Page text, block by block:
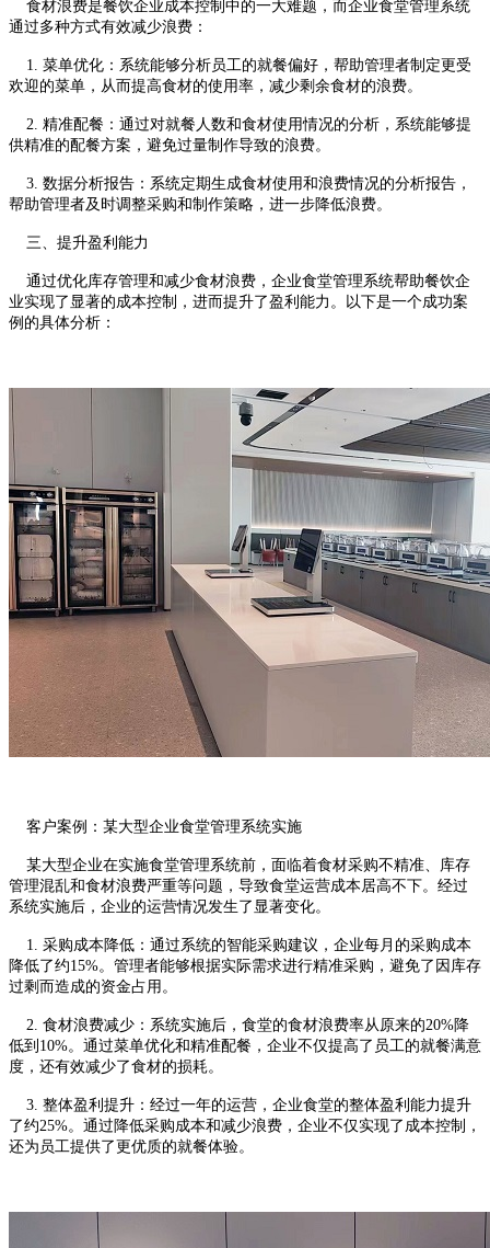
食材浪费是餐饮企业成本控制中的一大难题，而企业食堂管理系统
通过多种方式有效减少浪费：
1. 菜单优化：系统能够分析员工的就餐偏好，帮助管理者制定更受
欢迎的菜单，从而提高食材的使用率，减少剩余食材的浪费。
2. 精准配餐：通过对就餐人数和食材使用情况的分析，系统能够提
供精准的配餐方案，避免过量制作导致的浪费。
3. 数据分析报告：系统定期生成食材使用和浪费情况的分析报告，
帮助管理者及时调整采购和制作策略，进一步降低浪费。
三、提升盈利能力
通过优化库存管理和减少食材浪费，企业食堂管理系统帮助餐饮企
业实现了显著的成本控制，进而提升了盈利能力。以下是一个成功案
例的具体分析：
客户案例：某大型企业食堂管理系统实施
某大型企业在实施食堂管理系统前，面临着食材采购不精准、库存
管理混乱和食材浪费严重等问题，导致食堂运营成本居高不下。经过
系统实施后，企业的运营情况发生了显著变化。
1. 采购成本降低：通过系统的智能采购建议，企业每月的采购成本
降低了约15%。管理者能够根据实际需求进行精准采购，避免了因库存
过剩而造成的资金占用。
2. 食材浪费减少：系统实施后，食堂的食材浪费率从原来的20%降
低到10%。通过菜单优化和精准配餐，企业不仅提高了员工的就餐满意
度，还有效减少了食材的损耗。
3. 整体盈利提升：经过一年的运营，企业食堂的整体盈利能力提升
了约25%。通过降低采购成本和减少浪费，企业不仅实现了成本控制，
还为员工提供了更优质的就餐体验。